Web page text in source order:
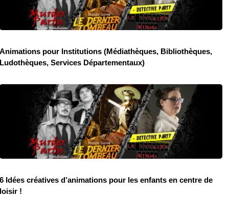
pour Institutions (Médiathèques, Bibliothèques,
Services Départementaux)
Idées créatives d’animations pour les enfants en centre de
!